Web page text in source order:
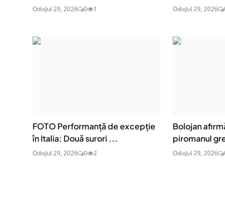
OdixJul 29, 2026 0 1 OdixJul 29, 2026
FOTO Performanță de excepție
în Italia: Două surori ...
OdixJul 29, 2026 0 2
Bolojan
piromanul
OdixJul 29, 2026